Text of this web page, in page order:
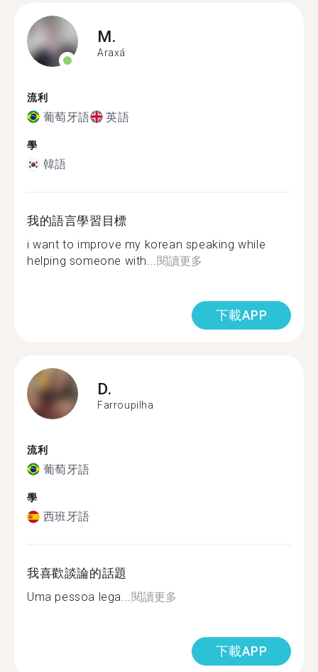
M.
Araxá
流利
葡萄牙語 英語
學
韓語
我的語言學習目標
i want to improve my korean speaking while
helping someone with...閱讀更多
下載APP
D.
Farroupilha
流利
葡萄牙語
學
西班牙語
我喜歡談論的話題
Uma pessoa lega...閱讀更多
下載APP